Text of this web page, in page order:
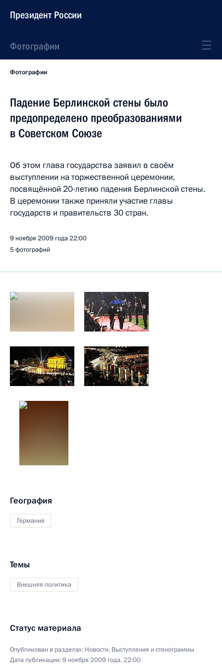
Президент России
Фотографии
Фотографии
Падение Берлинской стены было
предопределено преобразованиями
в Советском Союзе
Об этом глава государства заявил в своём
выступлении на торжественной церемонии,
посвящённой 20-летию падения Берлинской стены.
В церемонии также приняли участие главы
государств и правительств 30 стран.
9 ноября 2009 года22:00
5 фотографий
География
Германия
Темы
Внешняя политика
Статус материала
Опубликован в разделах: Новости, Выступления и стенограммы
Дата публикации:9 ноября 2009 года, 22:00